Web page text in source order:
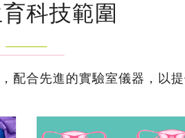
科技範圍
配合先進的實驗室儀器，以提